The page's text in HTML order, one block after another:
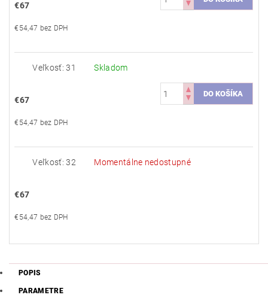
€67
€54,47 bez DPH
Veľkosť: 31 Skladom
€67
€54,47 bez DPH
Veľkosť: 32 Momentálne nedostupné
€67
€54,47 bez DPH
POPIS
PARAMETRE